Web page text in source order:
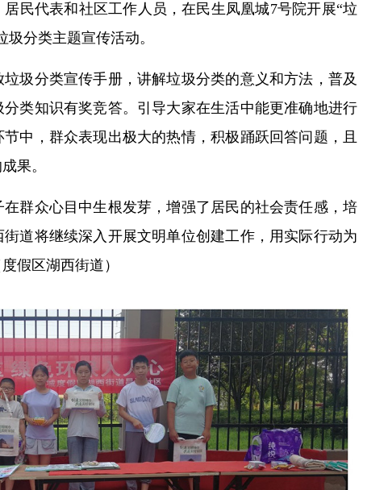
民代表和社区工作人员，在民生凤凰城7号院开展“垃
分类主题宣传活动。
分类宣传手册，讲解垃圾分类的意义和方法，普及
类知识有奖竞答。引导大家在生活中能更准确地进行
中，群众表现出极大的热情，积极踊跃回答问题，且
果。
众心目中生根发芽，增强了居民的社会责任感，培
道将继续深入开展文明单位创建工作，用实际行动为
假区湖西街道）